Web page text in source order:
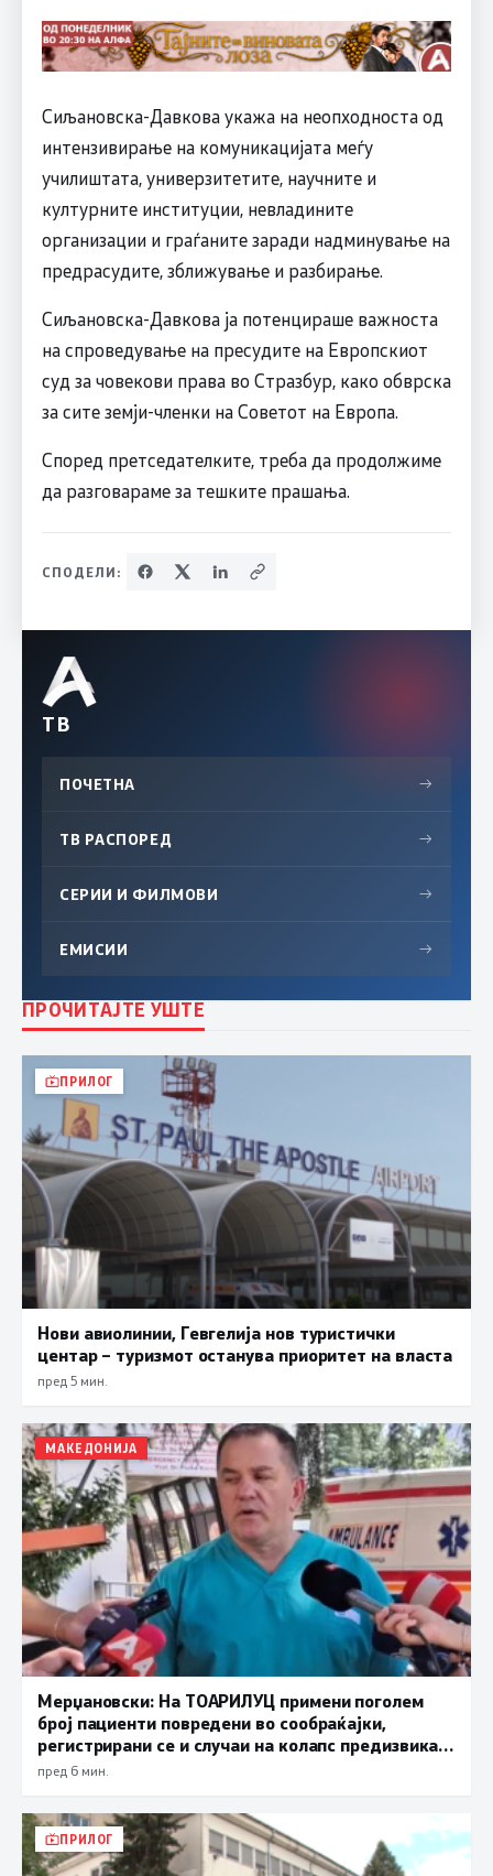
Сиљановска-Давкова укажа на неопходноста од
интензивирање на комуникацијата меѓу
училиштата, универзитетите, научните и
културните институции, невладините
организации и граѓаните заради надминување на
предрасудите, зближување и разбирање.
Сиљановска-Давкова ја потенцираше важноста
на спроведување на пресудите на Европскиот
суд за човекови права во Стразбур, како обврска
за сите земји-членки на Советот на Европа.
Според претседателките, треба да продолжиме
да разговараме за тешките прашања.
СПОДЕЛИ:
ТВ
ПОЧЕТНА →
ТВ РАСПОРЕД →
СЕРИИ И ФИЛМОВИ →
ЕМИСИИ →
ПРОЧИТАЈТЕ УШТЕ
ПРИЛОГ
Нови авиолинии, Гевгелија нов туристички
центар – туризмот останува приоритет на власта
пред 5 мин.
МАКЕДОНИЈА
Мерџановски: На ТОАРИЛУЦ примени поголем
број пациенти повредени во сообраќајки,
регистрирани се и случаи на колапс предизвикан
од високите температури
пред 6 мин.
ПРИЛОГ